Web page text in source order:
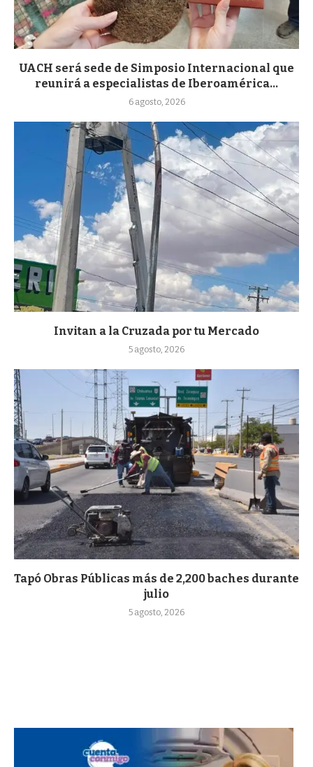
UACH será sede de Simposio Internacional que
reunirá a especialistas de Iberoamérica...
6 agosto, 2026
Invitan a la Cruzada por tu Mercado
5 agosto, 2026
Tapó Obras Públicas más de 2,200 baches durante
julio
5 agosto, 2026